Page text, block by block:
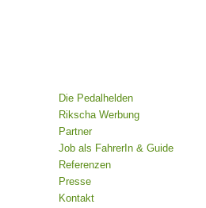
Die Pedalhelden
Rikscha Werbung
Partner
Job als FahrerIn & Guide
Referenzen
Presse
Kontakt